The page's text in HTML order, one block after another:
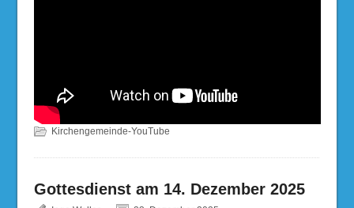
Kirchengemeinde-YouTube
Gottesdienst am 14. Dezember 2025